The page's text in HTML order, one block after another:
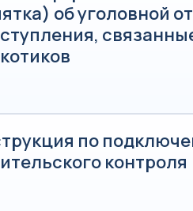
об уголовной
по
контроля